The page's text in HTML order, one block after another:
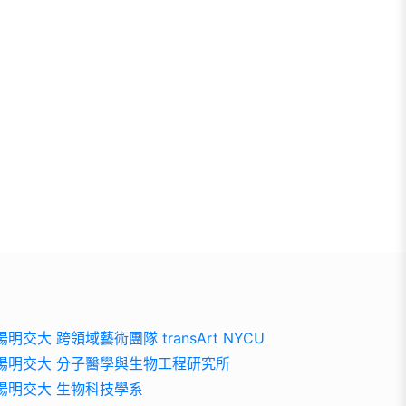
明交大 跨領域藝術團隊 transArt NYCU
明交大 分子醫學與生物工程研究所
明交大 生物科技學系